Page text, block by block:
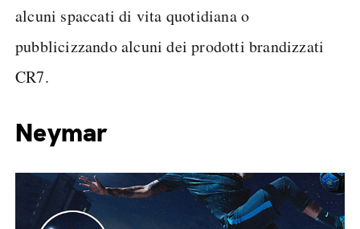
alcuni spaccati di vita quotidiana o
pubblicizzando alcuni dei prodotti brandizzati
CR7.
Neymar